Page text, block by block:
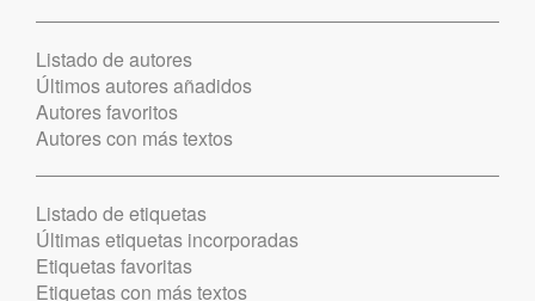
Listado de autores
Últimos autores añadidos
Autores favoritos
Autores con más textos
Listado de etiquetas
Últimas etiquetas incorporadas
Etiquetas favoritas
Etiquetas con más textos